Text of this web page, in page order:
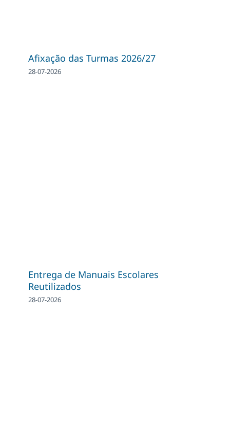
Afixação das Turmas 2026/27
28-07-2026
Entrega de Manuais Escolares
Reutilizados
28-07-2026